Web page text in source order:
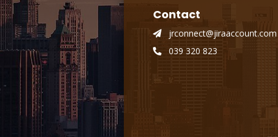
Contact
jrconnect@jiraaccount.com
039 320 823